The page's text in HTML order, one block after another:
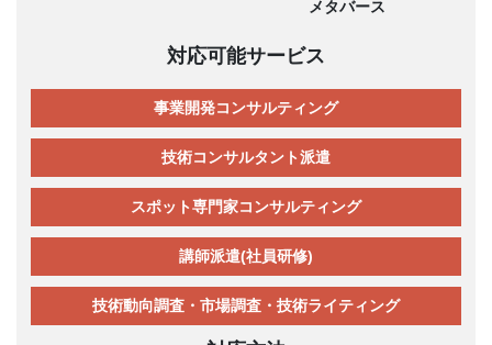
メタバース
対応可能サービス
事業開発コンサルティング
技術コンサルタント派遣
スポット専門家コンサルティング
講師派遣(社員研修)
技術動向調査・市場調査・技術ライティング